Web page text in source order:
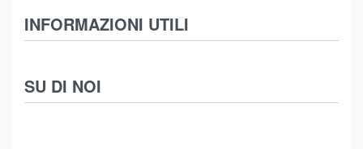
Abbigliamento
Intimo
Moda Mare
SU DI NOI
INFORMAZIONI UTILI
Termini e Condizioni
Spedizioni